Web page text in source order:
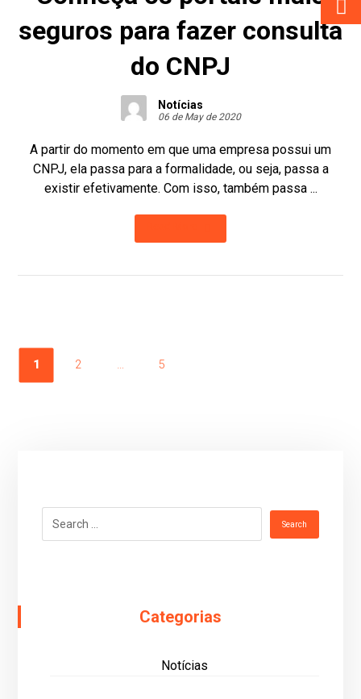
seguros para fazer consulta
do CNPJ
Notícias
06 de May de 2020
A partir do momento em que uma empresa possui um
CNPJ, ela passa para a formalidade, ou seja, passa a
existir efetivamente. Com isso, também passa ...
1 2 … 5
Categorias
Notícias